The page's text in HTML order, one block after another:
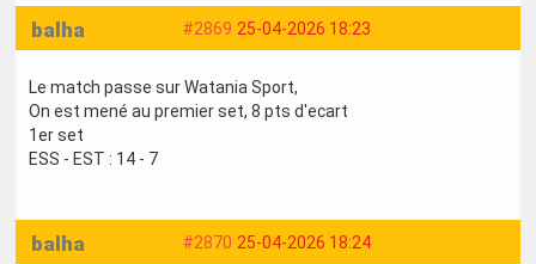
#2869 25-04-2026 18:23
balha
Le match passe sur Watania Sport,
On est mené au premier set, 8 pts d'ecart
1er set
ESS - EST : 14 - 7
#2870 25-04-2026 18:24
balha